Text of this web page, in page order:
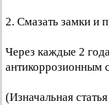
2. Смазать замки и
Через каждые 2
антикоррозионным
(Изначальная